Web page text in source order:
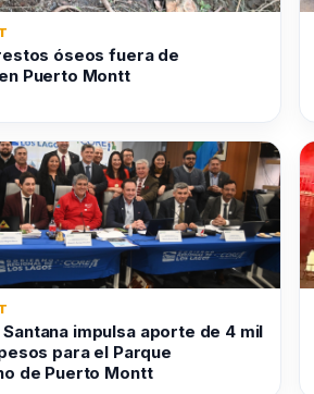
óseos fuera de
Puerto Montt
impulsa aporte de 4 mil
para el Parque
de Puerto Montt